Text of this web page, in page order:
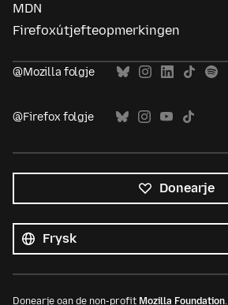
MDN
Firefoxútjefteopmerkingen
@Mozilla folgje
@Firefox folgje
Donearje
talen
Taal
Donearje oan de non-profit Mozilla Foundation.